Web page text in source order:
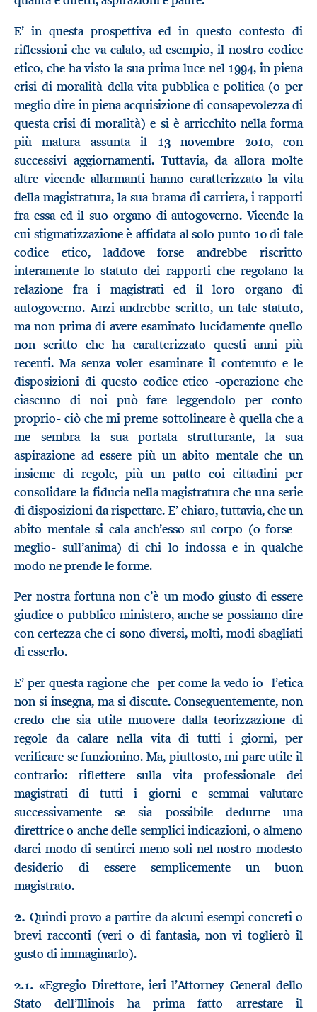
E’ in questa prospettiva ed in questo contesto di
riflessioni che va calato, ad esempio, il nostro codice
etico, che ha visto la sua prima luce nel 1994, in piena
crisi di moralità della vita pubblica e politica (o per
meglio dire in piena acquisizione di consapevolezza di
questa crisi di moralità) e si è arricchito nella forma
più matura assunta il 13 novembre 2010, con
successivi aggiornamenti. Tuttavia, da allora molte
altre vicende allarmanti hanno caratterizzato la vita
della magistratura, la sua brama di carriera, i rapporti
fra essa ed il suo organo di autogoverno. Vicende la
cui stigmatizzazione è affidata al solo punto 10 di tale
codice etico, laddove forse andrebbe riscritto
interamente lo statuto dei rapporti che regolano la
relazione fra i magistrati ed il loro organo di
autogoverno. Anzi andrebbe scritto, un tale statuto,
ma non prima di avere esaminato lucidamente quello
non scritto che ha caratterizzato questi anni più
recenti. Ma senza voler esaminare il contenuto e le
disposizioni di questo codice etico -operazione che
ciascuno di noi può fare leggendolo per conto
proprio- ciò che mi preme sottolineare è quella che a
me sembra la sua portata strutturante, la sua
aspirazione ad essere più un abito mentale che un
insieme di regole, più un patto coi cittadini per
consolidare la fiducia nella magistratura che una serie
di disposizioni da rispettare. E’ chiaro, tuttavia, che un
abito mentale si cala anch’esso sul corpo (o forse -
meglio- sull’anima) di chi lo indossa e in qualche
modo ne prende le forme.
Per nostra fortuna non c’è un modo giusto di essere
giudice o pubblico ministero, anche se possiamo dire
con certezza che ci sono diversi, molti, modi sbagliati
di esserlo.
E’ per questa ragione che -per come la vedo io- l’etica
non si insegna, ma si discute. Conseguentemente, non
credo che sia utile muovere dalla teorizzazione di
regole da calare nella vita di tutti i giorni, per
verificare se funzionino. Ma, piuttosto, mi pare utile il
contrario: riflettere sulla vita professionale dei
magistrati di tutti i giorni e semmai valutare
successivamente se sia possibile dedurne una
direttrice o anche delle semplici indicazioni, o almeno
darci modo di sentirci meno soli nel nostro modesto
desiderio di essere semplicemente un buon
magistrato.
2.Quindi provo a partire da alcuni esempi concreti o
brevi racconti (veri o di fantasia, non vi toglierò il
gusto di immaginarlo).
2.1.«Egregio Direttore, ieri l’Attorney General dello
Stato dell’Illinois ha prima fatto arrestare il